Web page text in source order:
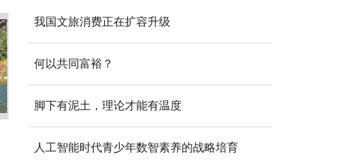
我国文旅消费正在扩容升级
何以共同富裕？
脚下有泥土，理论才能有温度
人工智能时代青少年数智素养的战略培育